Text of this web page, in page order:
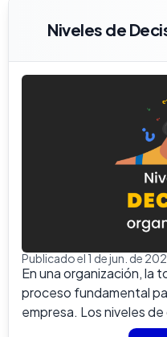
Niveles de
Publicado el 1 de jun. de
En una organización, la
proceso fundamental
empresa. Los niveles